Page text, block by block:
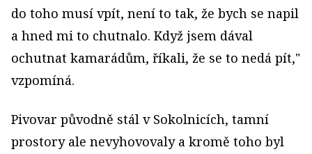
do toho musí vpít, není to tak, že bych se napil
a hned mi to chutnalo. Když jsem dával
ochutnat kamarádům, říkali, že se to nedá pít,"
vzpomíná.
Pivovar původně stál v Sokolnicích, tamní
prostory ale nevyhovovaly a kromě toho byl